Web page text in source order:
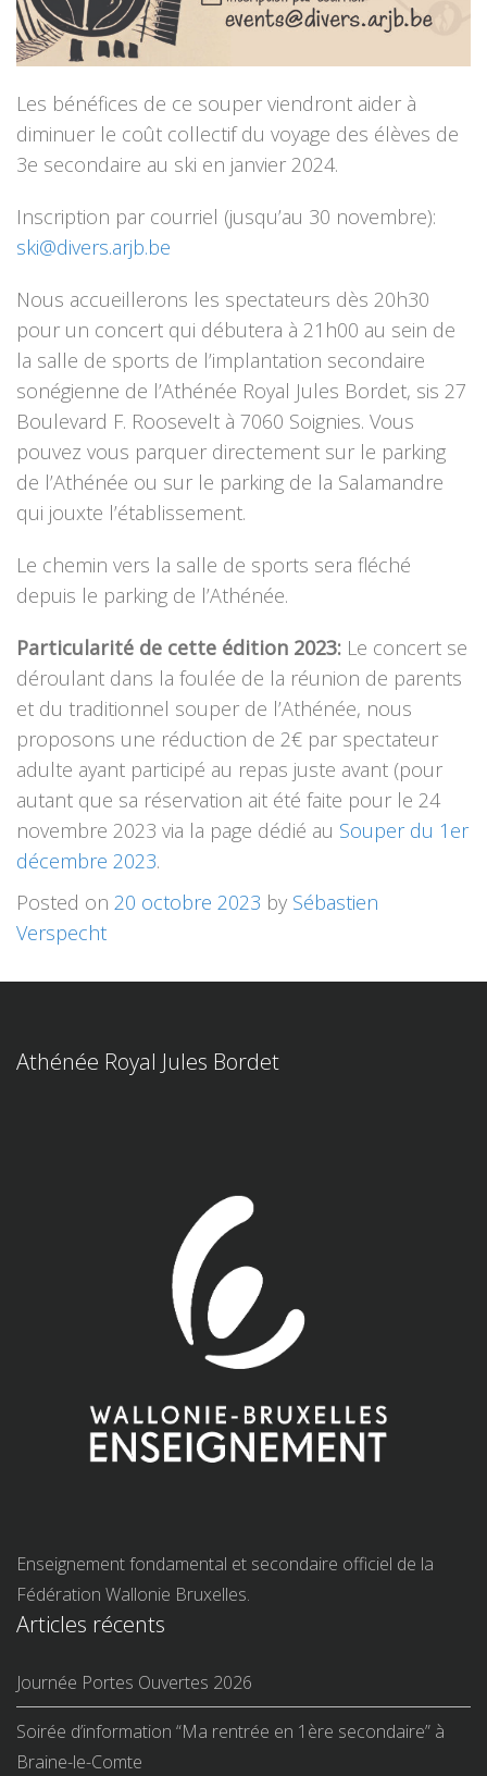
Les bénéfices de ce souper viendront aider à
diminuer le coût collectif du voyage des élèves de
3e secondaire au ski en janvier 2024.
Inscription par courriel (jusqu’au 30 novembre):
ski@divers.arjb.be
Nous accueillerons les spectateurs dès 20h30
pour un concert qui débutera à 21h00 au sein de
la salle de sports de l’implantation secondaire
sonégienne de l’Athénée Royal Jules Bordet, sis 27
Boulevard F. Roosevelt à 7060 Soignies. Vous
pouvez vous parquer directement sur le parking
de l’Athénée ou sur le parking de la Salamandre
qui jouxte l’établissement.
Le chemin vers la salle de sports sera fléché
depuis le parking de l’Athénée.
Particularité de cette édition 2023: Le concert se
déroulant dans la foulée de la réunion de parents
et du traditionnel souper de l’Athénée, nous
proposons une réduction de 2€ par spectateur
adulte ayant participé au repas juste avant (pour
autant que sa réservation ait été faite pour le 24
novembre 2023 via la page dédié au Souper du 1er
décembre 2023.
Posted on 20 octobre 2023 by Sébastien
Verspecht
Athénée Royal Jules Bordet
Enseignement fondamental et secondaire officiel de la
Fédération Wallonie Bruxelles.
Articles récents
Journée Portes Ouvertes 2026
Soirée d’information “Ma rentrée en 1ère secondaire” à
Braine-le-Comte